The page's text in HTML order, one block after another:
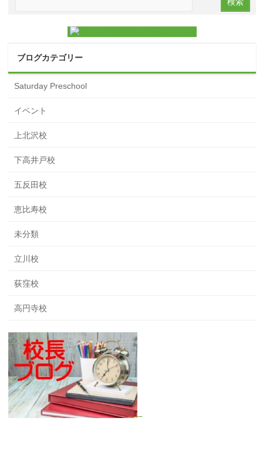
ブログカテゴリー
Saturday Preschool
イベント
上北沢校
下高井戸校
五反田校
恵比寿校
未分類
立川校
荻窪校
高円寺校